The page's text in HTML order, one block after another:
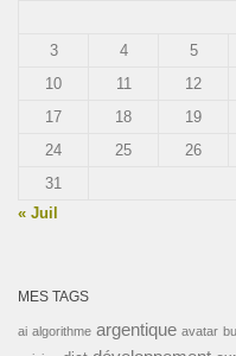
3
4 5
10
11 12
17
18 19
24
25 26
31
« Juil
MES TAGS
ai algorithme argentique avatar